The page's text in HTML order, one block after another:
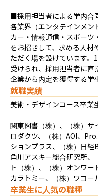
■採用担当者による学内合
各業界（エンタテインメン
カー・情報通信・スポー
をお招きして、求める人材
ただく場を設けています
受けられ、採用担当者に直
企業から内定を獲得する学
就職実績
美術・デザインコース卒業
関東図書（株）、（株）
ロダクツ、（株）AOI、
ションプラス、（株）日経
角川アスキー総合研究所、
ト（株）、（株）オンワ
カラトミー、（株）ワコー
卒業生に人気の職種